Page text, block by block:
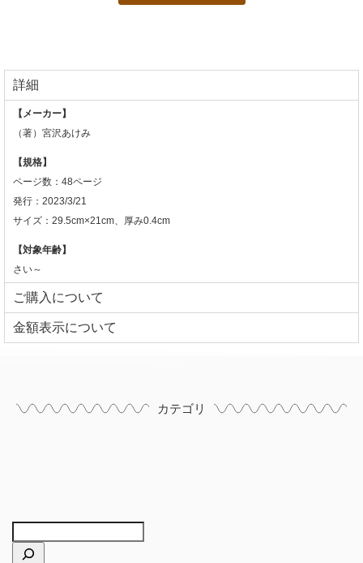
詳細
【メーカー】
（著）宮沢あけみ
【規格】
ページ数：48ページ
発行：2023/3/21
サイズ：29.5cm×21cm、厚み0.4cm
【対象年齢】
さい～
ご購入について
⾦額表⽰について
カテゴリ